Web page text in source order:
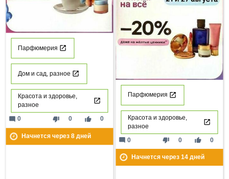
Парфюмерия
Дом и сад, разное
Красота и здоровье,
разное
thumb_down 0 thumb_up 0
mode_comment 0
Начнется через 8дней
Парфюмерия
Красота и здоровье,
разное
thumb_down 0 thumb_up 0
mode_comment 0
Начнется через 14дней